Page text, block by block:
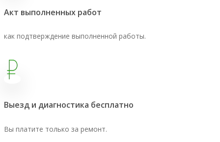
Акт выполненных работ
как подтверждение выполненной работы.
Выезд и диагностика бесплатно
Вы платите только за ремонт.